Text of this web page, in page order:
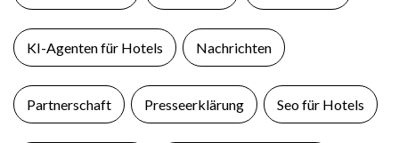
KI-Agenten für Hotels Nachrichten
Partnerschaft Presseerklärung Seo für Hotels